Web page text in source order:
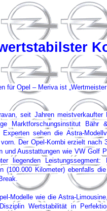
für Opel – Meriva ist „Wertmeister
seit Jahren
Marktforschungsinstitut
Experten sehen die Astra-
Der Opel-Kombi erzielt
und Ausstattungen wie VW Golf
liegenden
(100.000 Kilometer) ebenfalls
Modelle wie die Astra-
Wertstabilität in